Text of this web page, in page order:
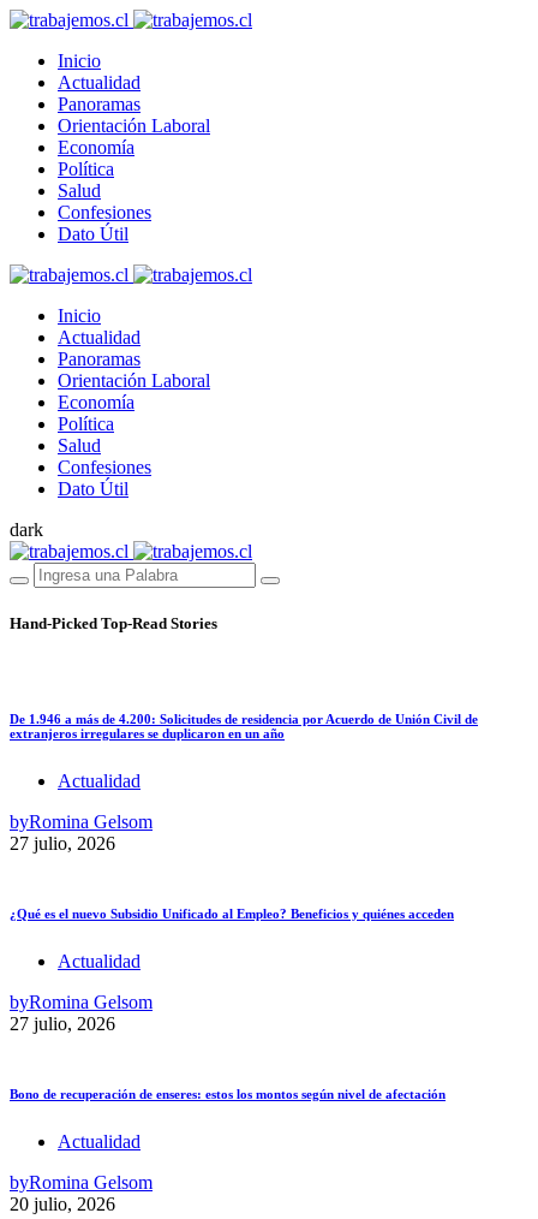
Inicio
Actualidad
Panoramas
Orientación Laboral
Economía
Política
Salud
Confesiones
Dato Útil
Inicio
Actualidad
Panoramas
Orientación Laboral
Economía
Política
Salud
Confesiones
Dato Útil
dark
Hand-Picked Top-Read Stories
De 1.946 a más de 4.200: Solicitudes de residencia por Acuerdo de Unión Civil de
extranjeros irregulares se duplicaron en un año
Actualidad
byRomina Gelsom
27 julio, 2026
¿Qué es el nuevo Subsidio Unificado al Empleo? Beneficios y quiénes acceden
Actualidad
byRomina Gelsom
27 julio, 2026
Bono de recuperación de enseres: estos los montos según nivel de afectación
Actualidad
byRomina Gelsom
20 julio, 2026